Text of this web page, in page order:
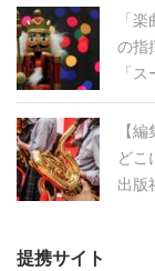
「
の指
「
【
どこ
出版
提携サイト